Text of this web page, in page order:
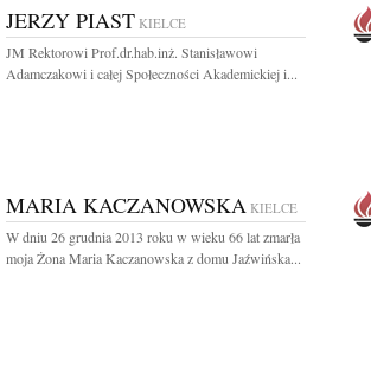
JERZY PIAST KIELCE
JM Rektorowi Prof.dr.hab.inż. Stanisławowi
Adamczakowi i całej Społeczności Akademickiej i...
MARIA KACZANOWSKA KIELCE
W dniu 26 grudnia 2013 roku w wieku 66 lat zmarła
moja Żona Maria Kaczanowska z domu Jaźwińska...